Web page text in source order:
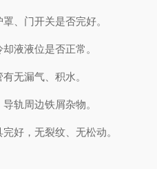
门开关是否完好。
液液位是否正常。
无漏气、积水。
轨周边铁屑杂物。
，无裂纹、无松动。